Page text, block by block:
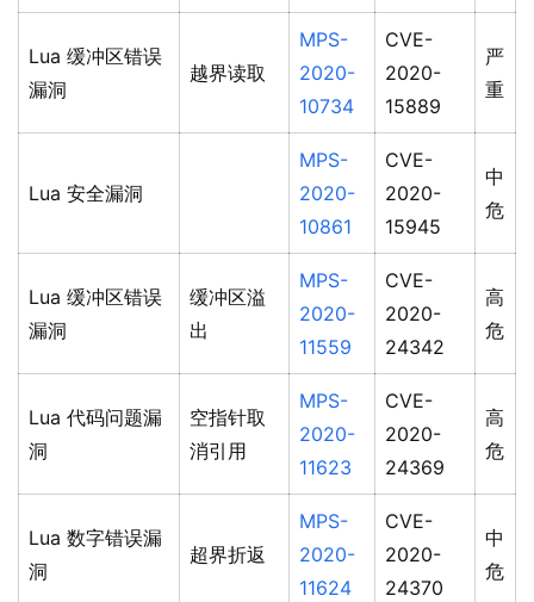
Lua 缓冲区错误
漏洞
越界读取
MPS-
2020-
10734
CVE-
2020-
15889
严
重
Lua 安全漏洞
MPS-
2020-
10861
CVE-
2020-
15945
中
危
Lua 缓冲区错误
漏洞
缓冲区溢
出
MPS-
2020-
11559
CVE-
2020-
24342
高
危
Lua 代码问题漏
洞
空指针取
消引用
MPS-
2020-
11623
CVE-
2020-
24369
高
危
Lua 数字错误漏
洞
超界折返
MPS-
2020-
11624
CVE-
2020-
24370
中
危